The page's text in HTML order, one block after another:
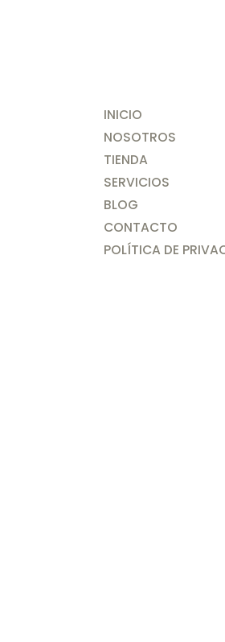
INICIO
NOSOTROS
TIENDA
SERVICIOS
BLOG
CONTACTO
POLÍTICA DE